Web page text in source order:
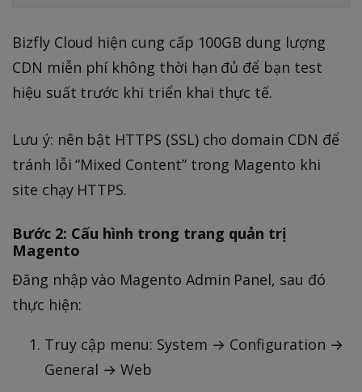
Bizfly Cloud hiện cung cấp 100GB dung lượng
CDN miễn phí không thời hạn đủ để bạn test
hiệu suất trước khi triển khai thực tế.
Lưu ý: nên bật HTTPS (SSL) cho domain CDN để
tránh lỗi “Mixed Content” trong Magento khi
site chạy HTTPS.
Bước 2: Cấu hình trong trang quản trị
Magento
Đăng nhập vào Magento Admin Panel, sau đó
thực hiện:
Truy cập menu: System → Configuration →
General → Web